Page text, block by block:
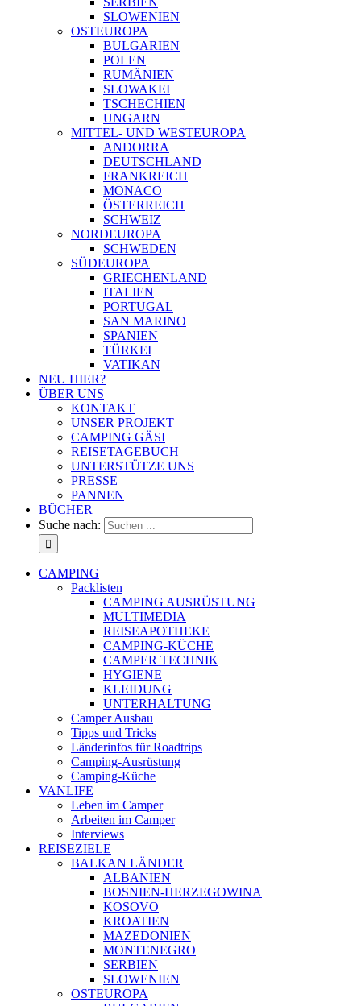
SLOWENIEN
OSTEUROPA
BULGARIEN
POLEN
RUMÄNIEN
SLOWAKEI
TSCHECHIEN
UNGARN
MITTEL- UND WESTEUROPA
ANDORRA
DEUTSCHLAND
FRANKREICH
MONACO
ÖSTERREICH
SCHWEIZ
NORDEUROPA
SCHWEDEN
SÜDEUROPA
GRIECHENLAND
ITALIEN
PORTUGAL
SAN MARINO
SPANIEN
TÜRKEI
VATIKAN
NEU HIER?
ÜBER UNS
KONTAKT
UNSER PROJEKT
CAMPING GÄSI
REISETAGEBUCH
UNTERSTÜTZE UNS
PRESSE
PANNEN
BÜCHER
Suche nach:
CAMPING
Packlisten
CAMPING AUSRÜSTUNG
MULTIMEDIA
REISEAPOTHEKE
CAMPING-KÜCHE
CAMPER TECHNIK
HYGIENE
KLEIDUNG
UNTERHALTUNG
Camper Ausbau
Tipps und Tricks
Länderinfos für Roadtrips
Camping-Ausrüstung
Camping-Küche
VANLIFE
Leben im Camper
Arbeiten im Camper
Interviews
REISEZIELE
BALKAN LÄNDER
ALBANIEN
BOSNIEN-HERZEGOWINA
KOSOVO
KROATIEN
MAZEDONIEN
MONTENEGRO
SERBIEN
SLOWENIEN
OSTEUROPA